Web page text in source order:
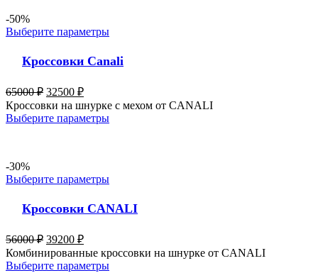
-50%
Выберите параметры
Кроссовки Canali
65000₽ 32500 ₽
Кроссовки на шнурке с мехом от CANALI
Выберите параметры
-30%
Выберите параметры
Кроссовки CANALI
56000₽ 39200 ₽
Комбинированные кроссовки на шнурке от CANALI
Выберите параметры